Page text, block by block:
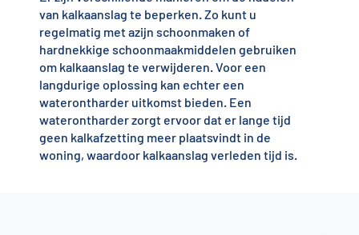
van kalkaanslag te beperken. Zo kunt u
regelmatig met azijn schoonmaken of
hardnekkige schoonmaakmiddelen gebruiken
om kalkaanslag te verwijderen. Voor een
langdurige oplossing kan echter een
waterontharder uitkomst bieden. Een
waterontharder zorgt ervoor dat er lange tijd
geen kalkafzetting meer plaatsvindt in de
woning, waardoor kalkaanslag verleden tijd is.